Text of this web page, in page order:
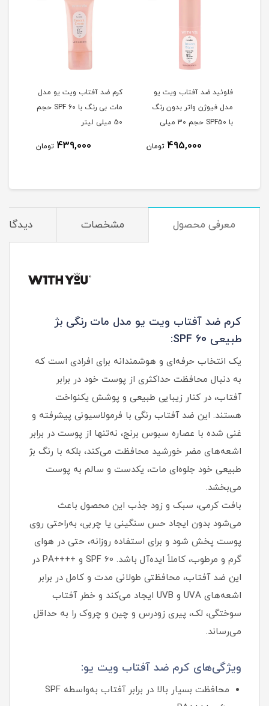
فلوئید ضد آفتاب ویت یو
مدل فیوژن واتر بدون رنگ
با SPF50 حجم 30 میلی
495,000 تومان
کرم ضد آفتاب ویت یو مدل
مات بی رنگ با SPF 60 حجم
50 میلی لیتر
439,000 تومان
معرفی محصول مشخصات
کرم ضد آفتاب ویت یو مدل مات رنگی بژ
طبیعی SPF 60:
یک انتخاب حرفه‌ای و هوشمندانه برای افرادی است که
به‌ دنبال محافظت حداکثری از پوست خود در برابر
آفتاب، در کنار زیبایی طبیعی و پوشش یکنواخت
هستند. این ضد آفتاب رنگی با فرمولاسیونی پیشرفته و
غنی‌ شده با عصاره سبوس برنج، نه‌تنها از پوست در برابر
اشعه‌های مضر خورشید محافظت می‌کند، بلکه با رنگ بژ
طبیعی خود جلوه‌ای مات، یکدست و سالم به پوست
می‌بخشد.
بافت کرمی، سبک و زود جذب این محصول باعث
می‌شود بدون ایجاد حس سنگینی یا چربی، به‌راحتی روی
پوست پخش شود و برای استفاده روزانه، حتی در هوای
گرم و مرطوب، کاملاً ایده‌آل باشد. SPF 60 و ++++PA در
این ضد آفتاب، محافظتی طولانی‌ مدت و کامل در برابر
اشعه‌های UVA و UVB ایجاد می‌کند و خطر آفتاب‌
سوختگی، لک، پیری زودرس و چین‌ و چروک را به حداقل
می‌رساند.
ویژگی‌های کرم ضد آفتاب ویت یو:
محافظت بسیار بالا در برابر آفتاب به‌واسطه SPF